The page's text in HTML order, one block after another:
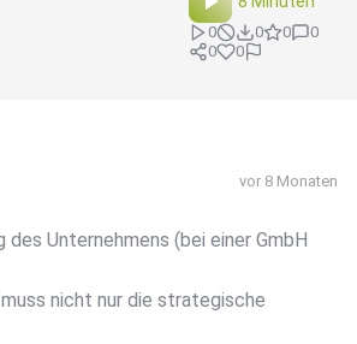
0 0 0
0
0
0
vor 8 Monaten
Unternehmens (bei einer GmbH
nicht nur die strategische